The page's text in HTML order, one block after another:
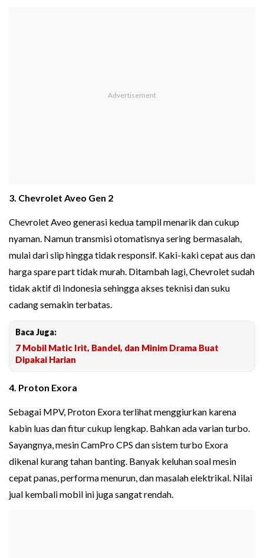
3. Chevrolet Aveo Gen 2
Chevrolet Aveo generasi kedua tampil menarik dan cukup
nyaman. Namun transmisi otomatisnya sering bermasalah,
mulai dari slip hingga tidak responsif. Kaki-kaki cepat aus dan
harga spare part tidak murah. Ditambah lagi, Chevrolet sudah
tidak aktif di Indonesia sehingga akses teknisi dan suku
cadang semakin terbatas.
Baca Juga:
7 Mobil Matic Irit, Bandel, dan Minim Drama Buat
Dipakai Harian
4. Proton Exora
Sebagai MPV, Proton Exora terlihat menggiurkan karena
kabin luas dan fitur cukup lengkap. Bahkan ada varian turbo.
Sayangnya, mesin CamPro CPS dan sistem turbo Exora
dikenal kurang tahan banting. Banyak keluhan soal mesin
cepat panas, performa menurun, dan masalah elektrikal. Nilai
jual kembali mobil ini juga sangat rendah.